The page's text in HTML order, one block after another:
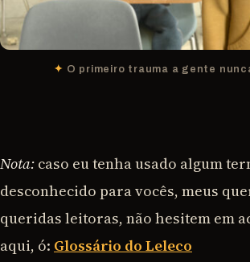
O primeiro trauma a gente
Nota: caso eu tenha usado algum
desconhecido para vocês, meus
queridas leitoras, não hesitem em
aqui, ó: Glossário do Leleco